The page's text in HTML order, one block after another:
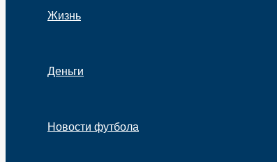
Жизнь
Деньги
Новости футбола